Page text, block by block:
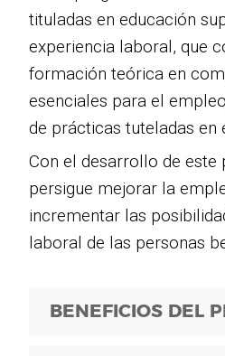
tituladas en educación
experiencia laboral, que
formación teórica en
esenciales para el
de prácticas tuteladas en
Con el desarrollo de este
persigue mejorar la
incrementar las
laboral de las personas
BENEFICIOS DEL